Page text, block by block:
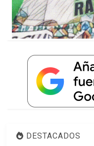
DESTACADOS